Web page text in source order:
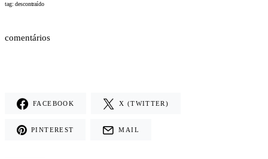
tag: descontraído
comentários
FACEBOOK X (TWITTER)
PINTEREST MAIL